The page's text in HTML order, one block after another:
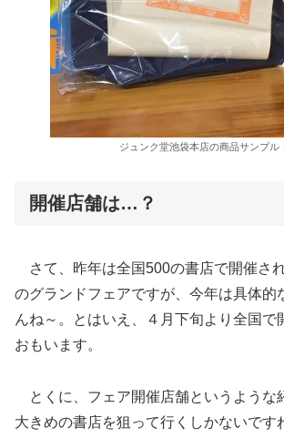
ジュンク堂池袋本店の商品サンプル！
開催店舗は…？
さて、昨年は全国500の書店で開催さ
のグランドフェアですが、今年は具体的
んね～。とはいえ、４月下旬より全国で
おもいます。
とくに、フェア開催店舗というような
大きめの書店を狙って行くしかないです